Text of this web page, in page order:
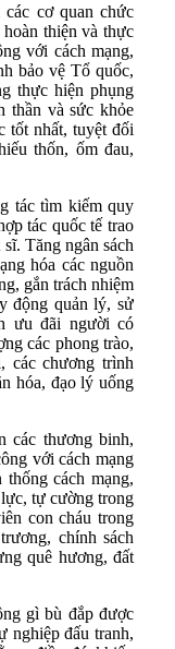
cơ quan chức
thiện và thực
với cách mạng,
bảo vệ Tổ quốc,
thực hiện phụng
thần và sức khỏe
tốt nhất, tuyệt đối
thốn, ốm đau,
tác tìm kiếm quy
tác quốc tế trao
Tăng ngân sách
hóa các nguồn
gắn trách nhiệm
động quản lý, sử
ưu đãi người có
các phong trào,
các chương trình
hóa, đạo lý uống
các thương binh,
với cách mạng
cách mạng,
tự cường trong
con cháu trong
chính sách
quê hương, đất
gì bù đắp được
nghiệp đấu tranh,